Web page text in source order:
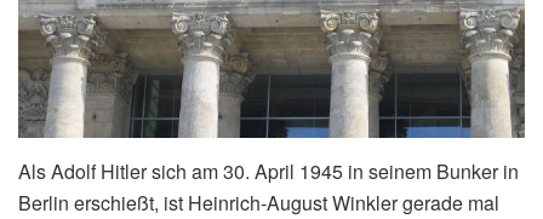
Als Adolf Hitler sich am 30. April 1945 in seinem Bunker in
Berlin erschießt, ist Heinrich-August Winkler gerade mal